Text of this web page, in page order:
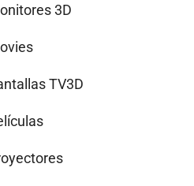
3D
TV3D